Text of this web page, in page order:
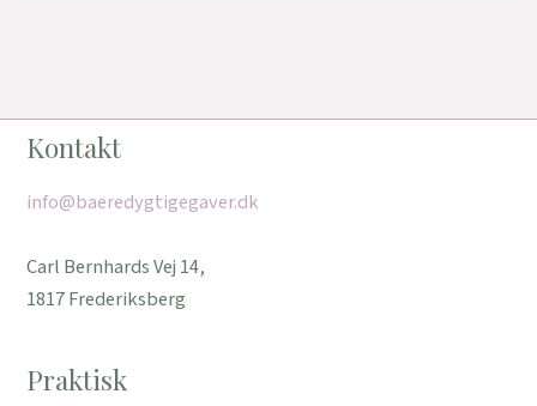
Kontakt
info@baeredygtigegaver.dk
Carl Bernhards Vej 14,
1817 Frederiksberg
Praktisk